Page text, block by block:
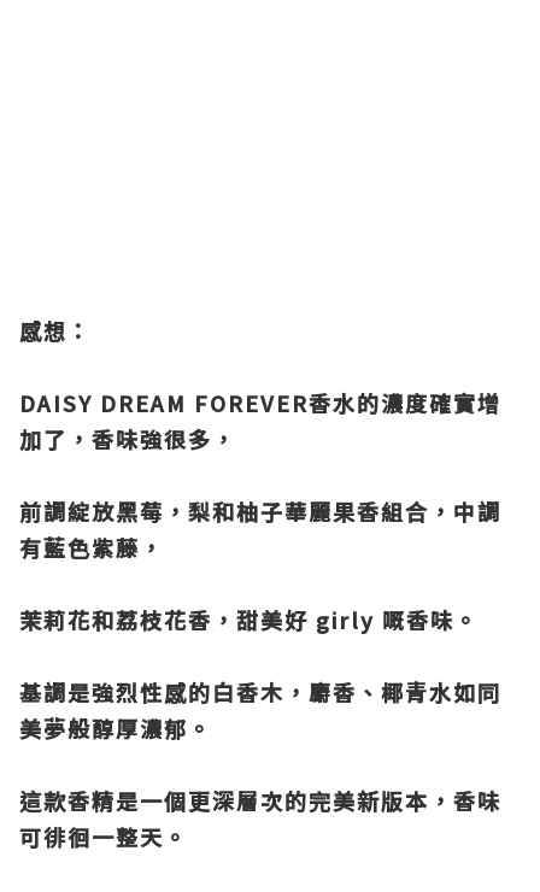
感想：
DAISY DREAM FOREVER香水的濃度確實增
加了，香味強很多，
前調綻放黑莓， 梨和柚子華麗果香組合，中調
有藍色紫藤，
茉莉花和荔枝花香，甜美好 girly 嘅香味。
基調是強烈性感的白香木， 麝香、椰青水如同
美夢般醇厚濃郁。
這款香精是一個更深層次的完美新版本，香味
可徘徊一整天。